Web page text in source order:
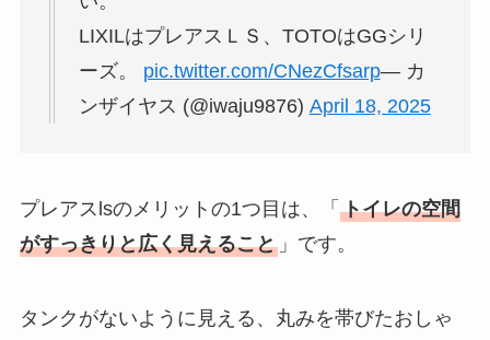
LIXILはプレアスＬＳ、TOTOはGGシリ
ーズ。 pic.twitter.com/CNezCfsarp— カ
ンザイヤス (@iwaju9876) April 18, 2025
プレアスlsのメリットの1つ目は、「 トイレの空間
がすっきりと広く見えること」です。
タンクがないように見える、丸みを帯びたおしゃ